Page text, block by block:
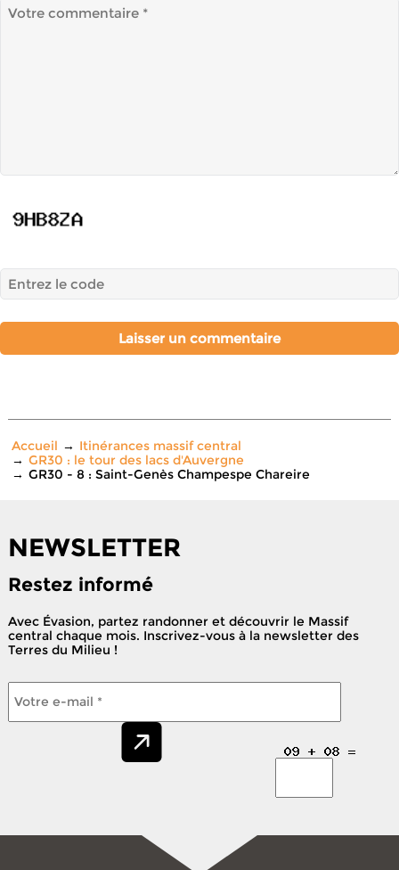
Accueil
Itinérances massif central
GR30 : le tour des lacs d'Auvergne
GR30 - 8 : Saint-Genès Champespe Chareire
NEWSLETTER
Restez informé
Avec Évasion, partez randonner et découvrir le Massif
central chaque mois. Inscrivez-vous à la newsletter des
Terres du Milieu !